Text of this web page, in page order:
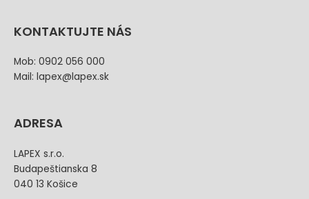
KONTAKTUJTE NÁS
Mob: 0902 056 000
Mail: lapex@lapex.sk
ADRESA
LAPEX s.r.o.
Budapeštianska 8
040 13 Košice